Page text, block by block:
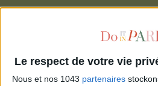
Le respect de votre vie
Nous et nos 1043 partenaires